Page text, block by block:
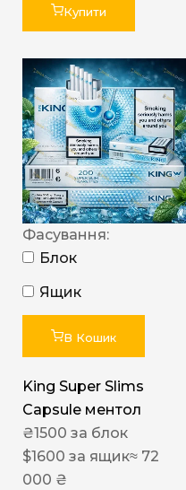
Купити
Фасування:
Блок
Ящик
В Кошик
King Super Slims
Capsule ментол
₴1500 за блок
$1600 за ящик≈ 72
000 ₴